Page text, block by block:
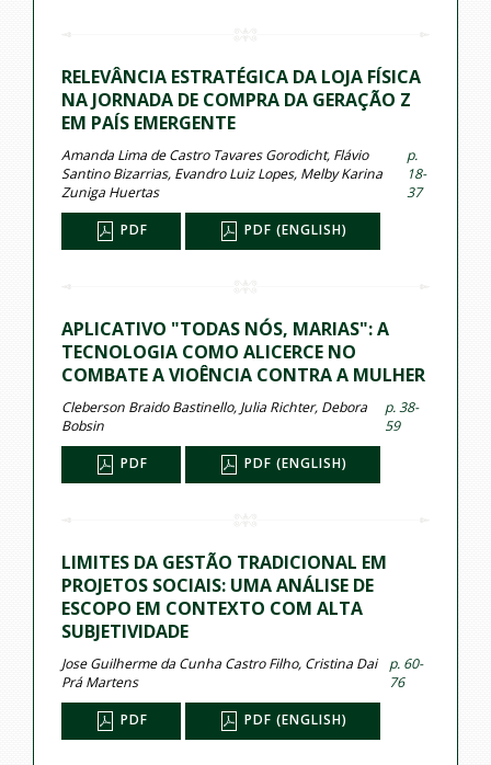
RELEVÂNCIA ESTRATÉGICA DA LOJA FÍSICA
NA JORNADA DE COMPRA DA GERAÇÃO Z
EM PAÍS EMERGENTE
Amanda Lima de Castro Tavares Gorodicht, Flávio
Santino Bizarrias, Evandro Luiz Lopes, Melby Karina
Zuniga Huertas
p.
18-
37
PDF PDF (ENGLISH)
APLICATIVO "TODAS NÓS, MARIAS": A
TECNOLOGIA COMO ALICERCE NO
COMBATE A VIOÊNCIA CONTRA A MULHER
Cleberson Braido Bastinello, Julia Richter, Debora
Bobsin
p. 38-
59
PDF PDF (ENGLISH)
LIMITES DA GESTÃO TRADICIONAL EM
PROJETOS SOCIAIS: UMA ANÁLISE DE
ESCOPO EM CONTEXTO COM ALTA
SUBJETIVIDADE
Jose Guilherme da Cunha Castro Filho, Cristina Dai
Prá Martens
p. 60-
76
PDF PDF (ENGLISH)